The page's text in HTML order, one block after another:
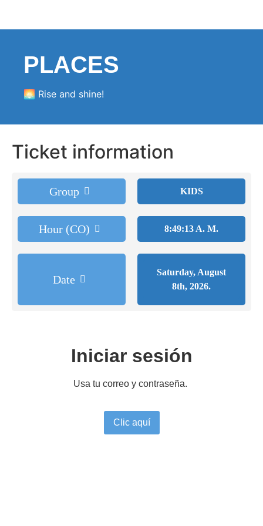
PLACES
🌅 Rise and shine!
Ticket information
Group
Hour (CO)
Date
KIDS
8:49:13 A. M.
Saturday, August
8th, 2026.
Iniciar sesión
Usa tu correo y contraseña.
Clic aquí